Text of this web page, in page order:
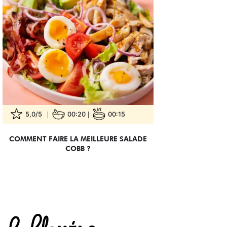
5,0/5 00:20 00:15
COMMENT FAIRE LA MEILLEURE SALADE
COBB ?